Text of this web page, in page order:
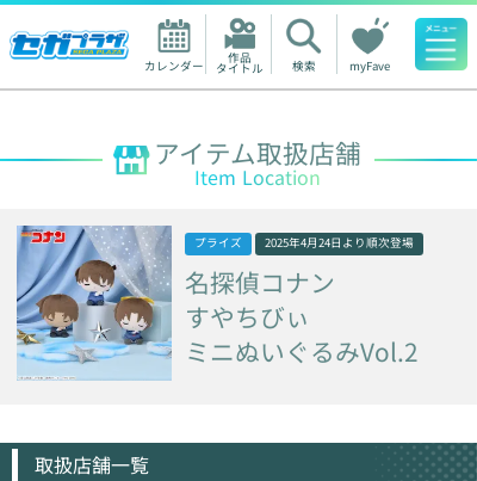
カレンダー 作品
タイトル 検索 myFave
人気ワード
アイテム取扱店舗
Item Location
プライズ 2025年4月24日 より順次登場
名探偵コナン
すやちびぃ
ミニぬいぐるみVol.2
取扱店舗一覧